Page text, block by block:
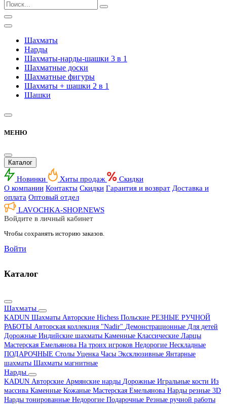
Шахматы
Нарды
Шахматы-нарды-шашки 3 в 1
Шахматные доски
Шахматные фигуры
Шахматы + шашки 2 в 1
Шашки
МЕНЮ
Каталог
Новинки Хиты продаж
Скидки
О компании Контакты Скидки Гарантия и возврат Доставка и
оплата Оптовый отдел
LAVOCHKA-SHOP.NEWS
Войдите в личный кабинет
Чтобы сохранять историю заказов.
Войти
Каталог
Шахматы
KADUN Шахматы Авторские Hichess Польские РЕЗНЫЕ РУЧНОЙ
РАБОТЫ Авторская коллекция "Nadir" Демонстрационные Для детей
Дорожные Индийские шахматы Каменные Классические Ларцы
Мастерская Емельянова На троих игроков Недорогие Нескладные
ПОДАРОЧНЫЕ Столы Уценка Часы Эксклюзивные Янтарные
шахматы Шахматы магнитные
Нарды
KADUN Авторские Армянские нарды Дорожные Игральные кости Из
массива Каменные Кожаные Мастерская Емельянова Нарды резные 3D
Нарды тонированные Недорогие Подарочные Резные ручной работы